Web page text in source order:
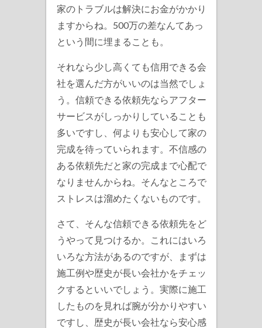
家のトラブルは解決にお金がかかり
ますからね。500万の差なんてあっ
という間に埋まることも。
それなら少し高くても信用できる会
社を選んだ方がいいのは当然でしょ
う。信頼できる依頼先ならアフター
サービスがしっかりしていることも
多いですし、何よりも安心して家の
完成を待っていられます。不信感の
ある依頼先だと家の完成まで心配で
なりませんからね。そんなところで
ストレスは溜めたくないものです。
さて、そんな信頼できる依頼先をど
うやって見つけるか。これにはいろ
いろな方法があるのですが、まずは
施工例や歴史が長い会社かをチェッ
クするといいでしょう。実際に施工
したものを見れば腕が分かりやすい
ですし、歴史が長い会社なら安心感